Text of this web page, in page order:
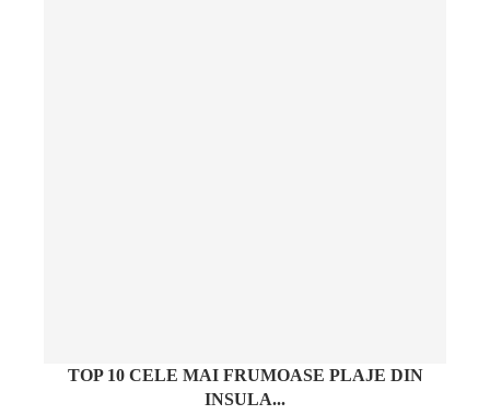
TOP 10 CELE MAI FRUMOASE PLAJE DIN
INSULA...